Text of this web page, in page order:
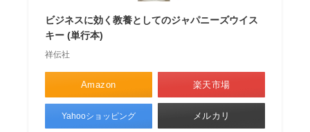
ビジネスに効く教養としてのジャパニーズウイス
キー (単行本)
祥伝社
Amazon 楽天市場
Yahooショッピング メルカリ